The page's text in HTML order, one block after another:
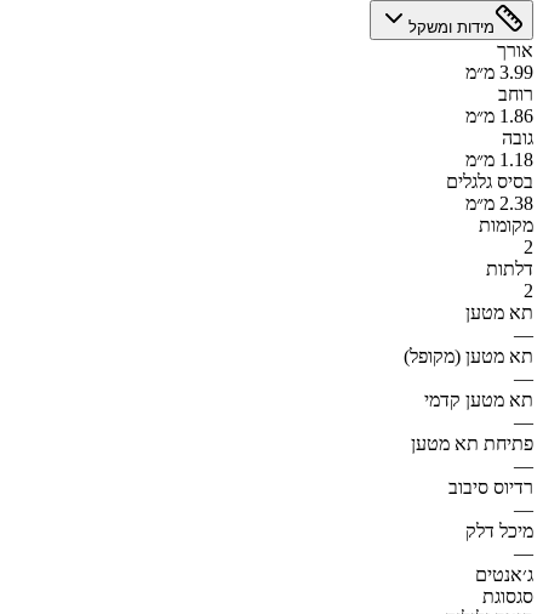
מידות ומשקל
אורך
3.99 מ״מ
רוחב
1.86 מ״מ
גובה
1.18 מ״מ
בסיס גלגלים
2.38 מ״מ
מקומות
2
דלתות
2
תא מטען
—
תא מטען (מקופל)
—
תא מטען קדמי
—
פתיחת תא מטען
—
רדיוס סיבוב
—
מיכל דלק
—
ג׳אנטים
סגסוגת